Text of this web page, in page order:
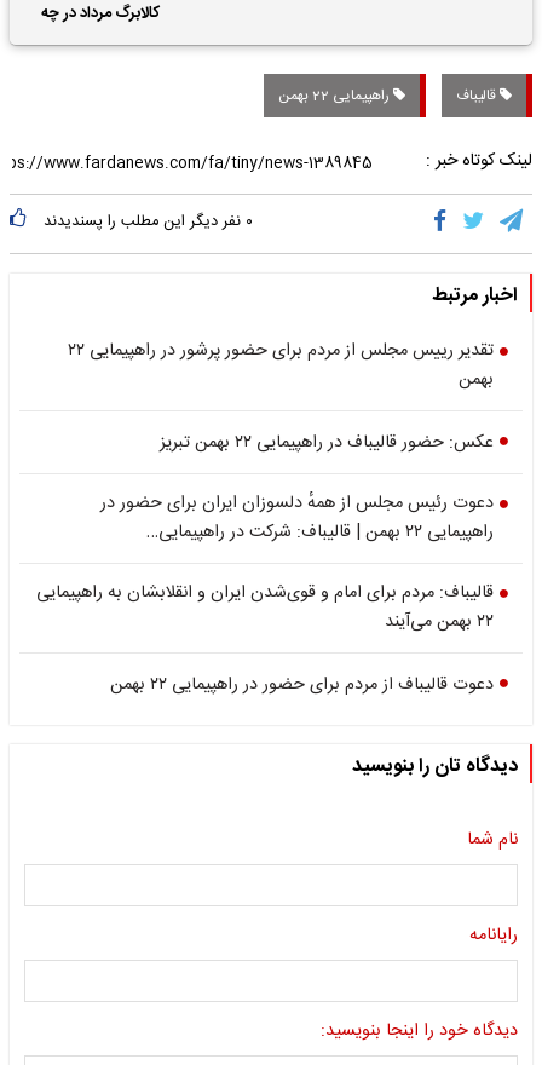
کالابرگ مرداد در چه
تاریخی واریز خواهد شد؟
قالیباف راهپیمایی 22 بهمن
لینک کوتاه خبر :
۰ نفر دیگر این مطلب را پسندیدند
اخبار مرتبط
تقدیر رییس مجلس از مردم برای حضور پرشور در راهپیمایی ۲۲
بهمن
عکس: حضور قالیباف در راهپیمایی ۲۲ بهمن تبریز
دعوت رئیس مجلس از همهٔ دلسوزان ایران برای حضور در
راهپیمایی ۲۲ بهمن | قالیباف: شرکت در راهپیمایی…
قالیباف: مردم برای امام و قوی‌شدن ایران و انقلابشان به راهپیمایی
۲۲ بهمن می‌آیند
دعوت قالیباف از مردم برای حضور در راهپیمایی ۲۲ بهمن
دیدگاه تان را بنویسید
نام شما
رایانامه
دیدگاه خود را اینجا بنویسید: